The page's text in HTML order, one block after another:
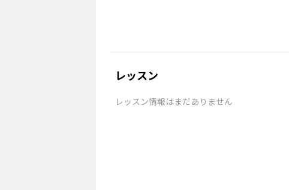
レッスン
レッスン情報はまだありません